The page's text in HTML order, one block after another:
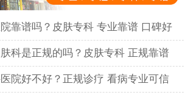
靠谱吗？皮肤专科 专业靠谱 口碑好
科是正规的吗？皮肤专科 正规靠谱
院好不好？正规诊疗 看病专业可信